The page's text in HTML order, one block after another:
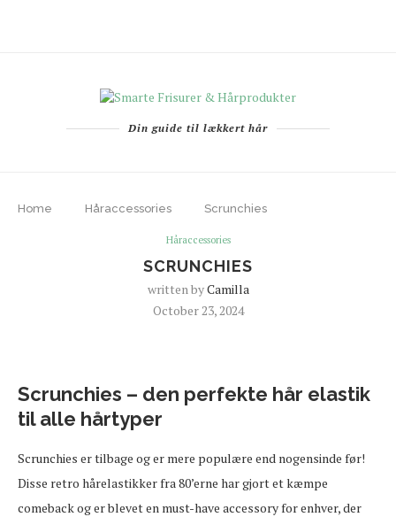
Din guide til lækkert hår
Home Håraccessories Scrunchies
Håraccessories
SCRUNCHIES
written byCamilla
October 23, 2024
Scrunchies – den perfekte hår elastik
til alle hårtyper
Scrunchies er tilbage og er mere populære end nogensinde før!
Disse retro hårelastikker fra 80’erne har gjort et kæmpe
comeback og er blevet en must-have accessory for enhver, der